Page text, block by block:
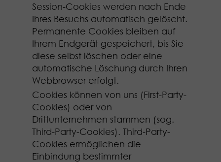
Session-Cookies werden nach Ende
Ihres Besuchs automatisch gelöscht.
Permanente Cookies bleiben auf
Ihrem Endgerät gespeichert, bis Sie
diese selbst löschen oder eine
automatische Löschung durch Ihren
Webbrowser erfolgt.
Cookies können von uns (First-Party-
Cookies) oder von
Drittunternehmen stammen (sog.
Third-Party-Cookies). Third-Party-
Cookies ermöglichen die
Einbindung bestimmter